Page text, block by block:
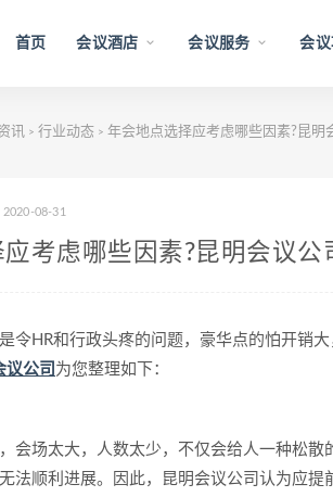
首页 会议酒店 会议服务 会
讯 > 行业动态 > 年会地点选择应考虑哪些因素?昆明
2020-08-31
考虑哪些因素?昆明会议公
令HR和行政头疼的问题，豪华点的怕开销
议公司 为您整理如下：
会场太大，人数太少，不仅会给人一种松
法顺利进展。因此，昆明会议公司认为应提